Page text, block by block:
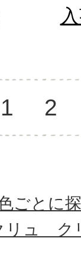
1 2
ごとに
ュ ク